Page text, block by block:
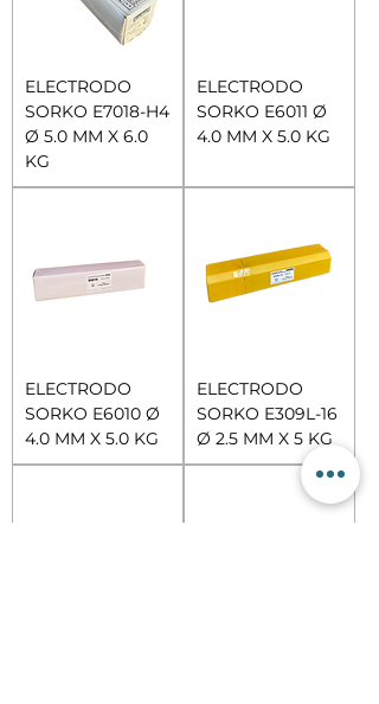
ELECTRODO
SORKO E7018-H4
Ø 5.0 MM X 6.0
KG
ELECTRODO
SORKO E6011 Ø
4.0 MM X 5.0 KG
ELECTRODO
SORKO E6010 Ø
4.0 MM X 5.0 KG
ELECTRODO
SORKO E309L-16
Ø 2.5 MM X 5 KG